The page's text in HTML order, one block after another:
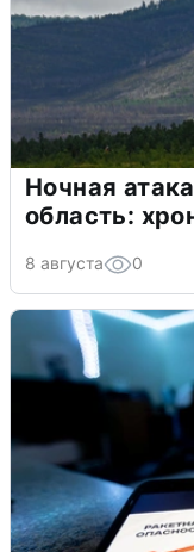
Ночная
область:
8 августа 0